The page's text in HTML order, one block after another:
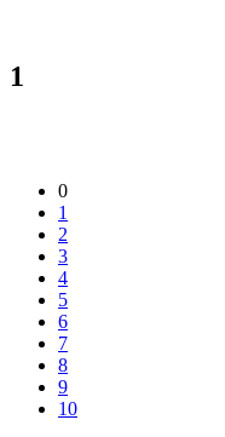
1
0
1
2
3
4
5
6
7
8
9
10